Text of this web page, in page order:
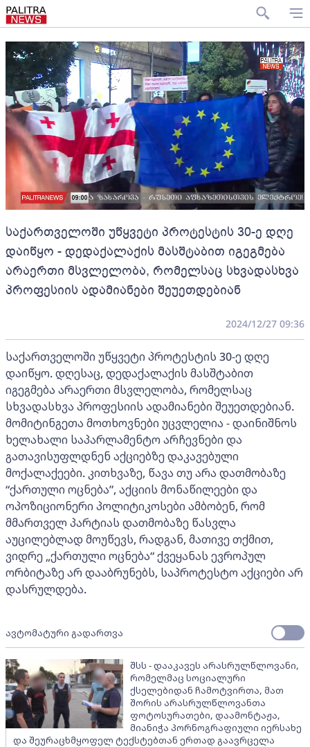
საქართველოში უწყვეტი პროტესტის 30-ე დღე
დაიწყო - დედაქალაქის მასშტაბით იგეგმება
არაერთი მსვლელობა, რომელსაც სხვადასხვა
პროფესიის ადამიანები შეუეთდებიან
2024/12/27 09:36
საქართველოში უწყვეტი პროტესტის 30-ე დღე
დაიწყო. დღესაც, დედაქალაქის მასშტაბით
იგეგმება არაერთი მსვლელობა, რომელსაც
სხვადასხვა პროფესიის ადამიანები შეუეთდებიან.
მომიტინგეთა მოთხოვნები უცვლელია - დაინიშნოს
ხელახალი საპარლამენტო არჩევნები და
გათავისუფლდნენ აქციებზე დაკავებული
მოქალაქეები. კითხვაზე, წავა თუ არა დათმობაზე
“ქართული ოცნება”, აქციის მონაწილეები და
ოპოზიციონერი პოლიტიკოსები ამბობენ, რომ
მმართველ პარტიას დათმობაზე წასვლა
აუცილებლად მოუწევს, რადგან, მათივე თქმით,
ვიდრე „ქართული ოცნება“ ქვეყანას ევროპულ
ორბიტაზე არ დააბრუნებს, საპროტესტო აქციები არ
დასრულდება.
ავტომატური გადართვა
შსს - დააკავეს არასრულწლოვანი,
რომელმაც სოციალური
ქსელებიდან ჩამოტვირთა, მათ
შორის არასრულწლოვანთა
ფოტოსურათები, დაამონტაჟა,
მიანიჭა პორნოგრაფიული იერსახე
და შეურაცხმყოფელ ტექსტებთან ერთად გაავრცელა